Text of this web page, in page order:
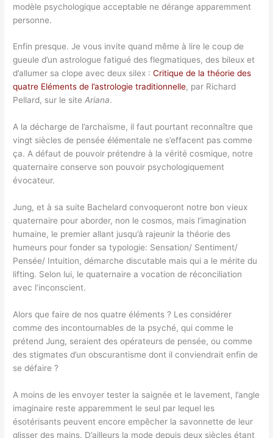
modèle psychologique acceptable ne dérange apparemment
personne.
Enfin presque. Je vous invite quand même à lire le coup de
gueule d’un astrologue fatigué des flegmatiques, des bileux et
d’allumer sa clope avec deux silex :Critique de la théorie des
quatre Eléments de l’astrologie traditionnelle, par Richard
Pellard, sur le siteAriana.
A la décharge de l’archaïsme, il faut pourtant reconnaître que
vingt siècles de pensée élémentale ne s’effacent pas comme
ça. A défaut de pouvoir prétendre à la vérité cosmique, notre
quaternaire conserve son pouvoir psychologiquement
évocateur.
Jung, et à sa suite Bachelard convoqueront notre bon vieux
quaternaire pour aborder, non le cosmos, mais l’imagination
humaine, le premier allant jusqu’à rajeunir la théorie des
humeurs pour fonder sa typologie: Sensation/ Sentiment/
Pensée/ Intuition, démarche discutable mais qui a le mérite du
lifting. Selon lui, le quaternaire a vocation de réconciliation
avec l’inconscient.
Alors que faire de nos quatre éléments ? Les considérer
comme des incontournables de la psyché, qui comme le
prétend Jung, seraient des opérateurs de pensée, ou comme
des stigmates d’un obscurantisme dont il conviendrait enfin de
se défaire ?
A moins de les envoyer tester la saignée et le lavement, l’angle
imaginaire reste apparemment le seul par lequel les
ésotérisants peuvent encore empêcher la savonnette de leur
glisser des mains. D’ailleurs la mode depuis deux siècles étant